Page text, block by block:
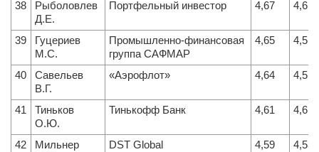
38
Рыболовлев
Д.Е.
Портфельный инвестор 4,67 4,61
39
Гуцериев
М.С.
Промышленно-финансовая
группа САФМАР
4,65 4,51
40
Савельев
В.Г.
«Аэрофлот» 4,64 4,51
41
Тиньков
О.Ю.
Тинькофф Банк 4,61 4,61
42
Мильнер
DST Global 4,59 4,53